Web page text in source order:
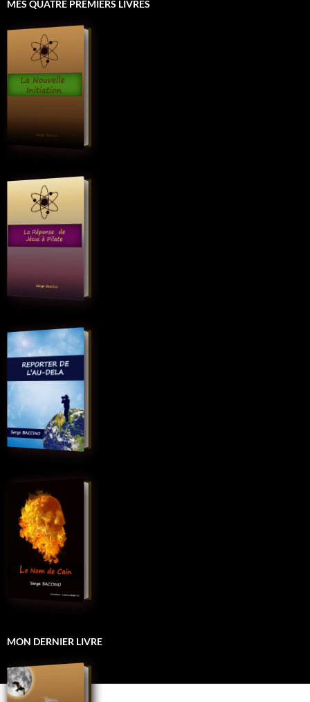
MES QUATRE PREMIERS LIVRES
MON DERNIER LIVRE